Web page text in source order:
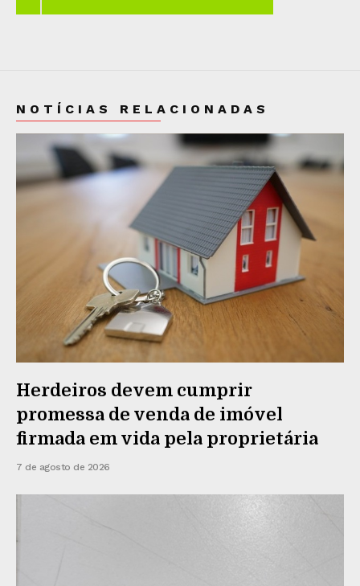
NOTÍCIAS RELACIONADAS
Herdeiros devem cumprir
promessa de venda de imóvel
firmada em vida pela proprietária
7 de agosto de 2026